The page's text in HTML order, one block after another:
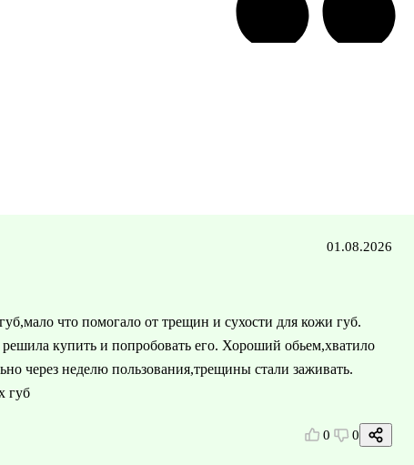
01.08.2026
что помогало от трещин и сухости для кожи губ.
купить и попробовать его. Хороший обьем,хватило
через неделю пользования,трещины стали заживать.
губ
0 0